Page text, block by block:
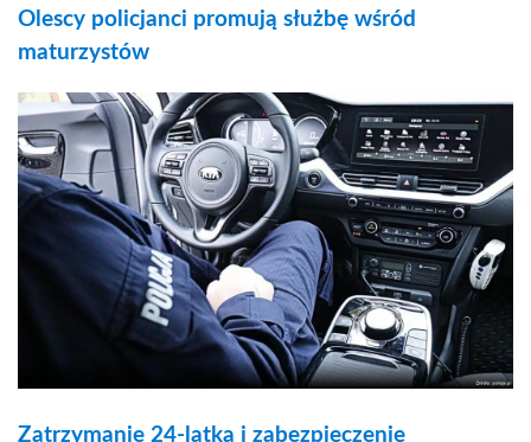
Olescy policjanci promują służbę wśród
maturzystów
Zatrzymanie 24-latka i zabezpieczenie